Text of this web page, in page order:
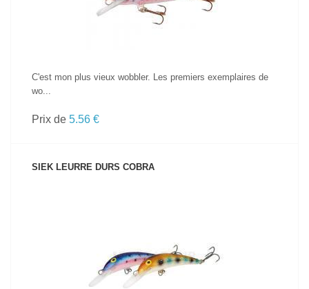
C'est mon plus vieux wobbler. Les premiers exemplaires de
wo...
Prix de 5.56 €
SIEK LEURRE DURS COBRA